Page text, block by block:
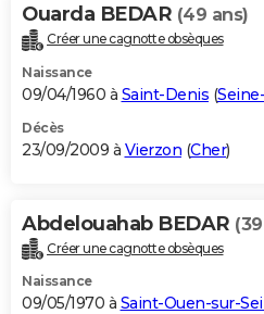
Ouarda BEDAR (49 ans)
Créer une cagnotte obsèques
Naissance
09/04/1960 à Saint-Denis (
Décès
23/09/2009 à Vierzon (Cher)
Abdelouahab BEDAR
Créer une cagnotte obsèques
Naissance
09/05/1970 à Saint-Ouen-sur-